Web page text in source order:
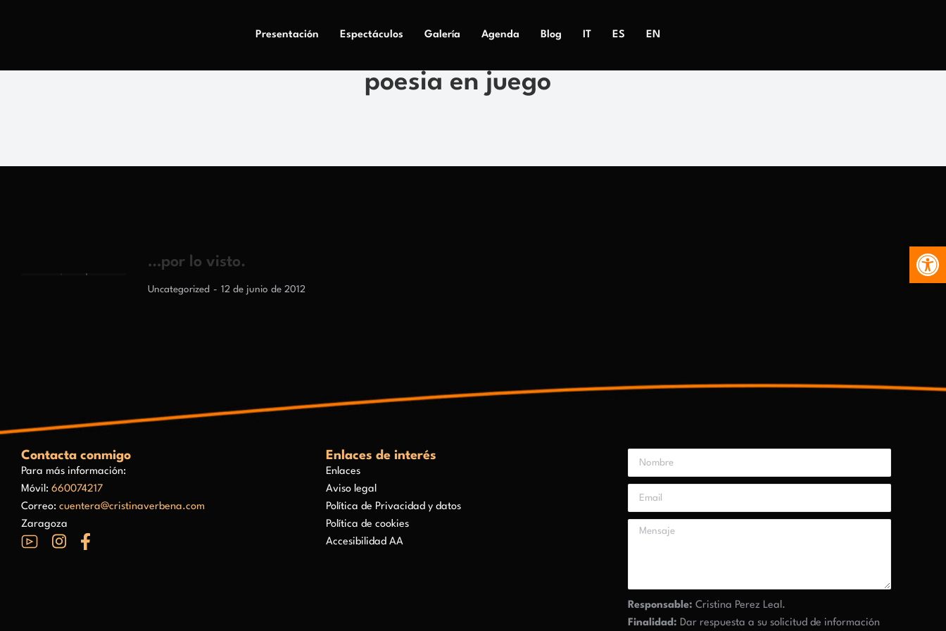
Presentación Espectáculos Galería Agenda Blog IT ES EN
poesia en juego
…por lo visto.
Uncategorized 12 de junio de 2012
Contacta conmigo
Para más información:
Móvil: 660074217
Correo: cuentera@cristinaverbena.com
Zaragoza
Enlaces de interés
Enlaces
Aviso legal
Política de Privacidad y datos
Política de cookies
Accesibilidad AA
Responsable: Cristina Perez Leal.
Finalidad: Dar respuesta a su solicitud de información